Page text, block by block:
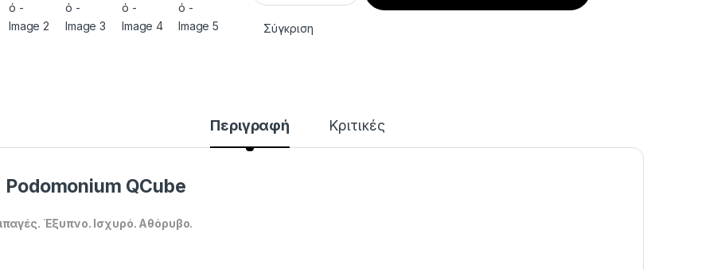
Σύγκριση
Περιγραφή Κριτικές
Podomonium QCube
Έξυπνο. Ισχυρό. Αθόρυβο.